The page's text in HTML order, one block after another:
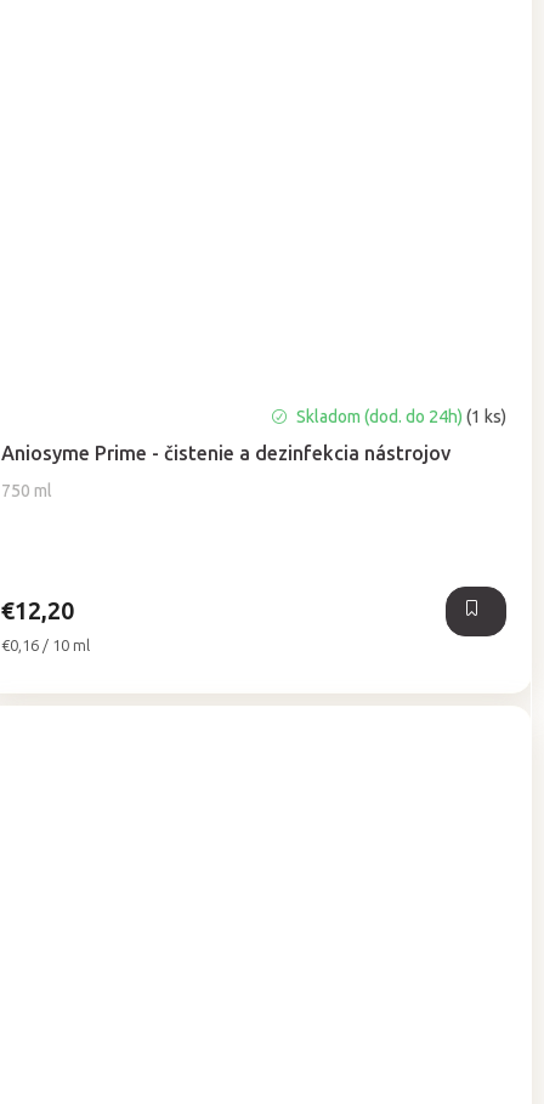
Aniosyme Prime - čistenie a dezinfekcia nástrojov
750 ml
hodnotenie
produktu
je
Skladom (dod. do 24h)(1 ks)
€12,20
Jednotková
€0,16 / 10 ml